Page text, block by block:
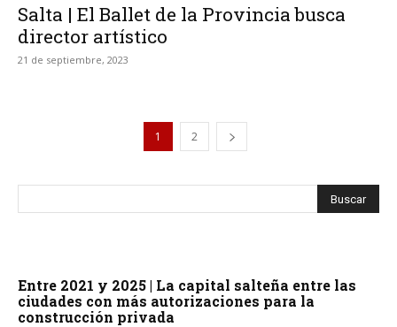
Salta | El Ballet de la Provincia busca
director artístico
21 de septiembre, 2023
1 2
Entre 2021 y 2025 | La capital salteña entre las
ciudades con más autorizaciones para la
construcción privada